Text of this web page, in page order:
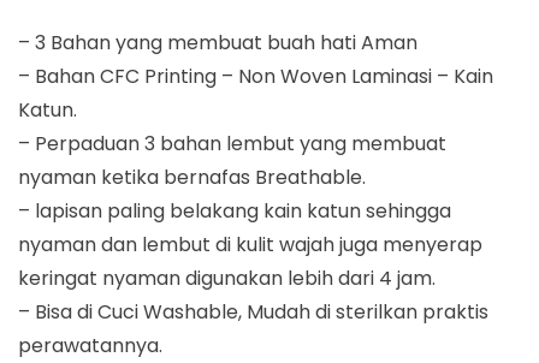
– 3 Bahan yang membuat buah hati Aman
– Bahan CFC Printing – Non Woven Laminasi – Kain
Katun.
– Perpaduan 3 bahan lembut yang membuat
nyaman ketika bernafas Breathable.
– lapisan paling belakang kain katun sehingga
nyaman dan lembut di kulit wajah juga menyerap
keringat nyaman digunakan lebih dari 4 jam.
– Bisa di Cuci Washable, Mudah di sterilkan praktis
perawatannya.